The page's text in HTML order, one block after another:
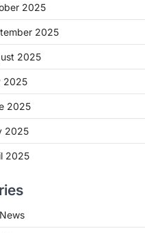
2025
2025
2025
2025
2025
2025
2025
रायपुर। राष्ट्रीय कृमि मुक्ति दिवस
CHHATTISGARH